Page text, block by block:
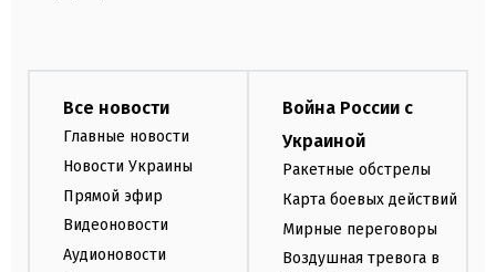
Все новости
Главные новости
Новости Украины
Прямой эфир
Видеоновости
Аудионовости
Война России с
Украиной
Ракетные обстрелы
Карта боевых действий
Мирные переговоры
Воздушная тревога в